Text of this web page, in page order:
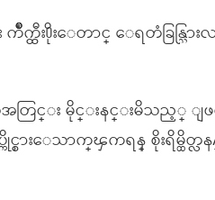
႐ိုးေတာင္ ‌ေရတံခြန္သြားလ
ြင္း မိုင္းနင္းမိသည့္ ျဖစ္စ
စားေသာက္ၾကရန္ စိုးရိမ္ထိ